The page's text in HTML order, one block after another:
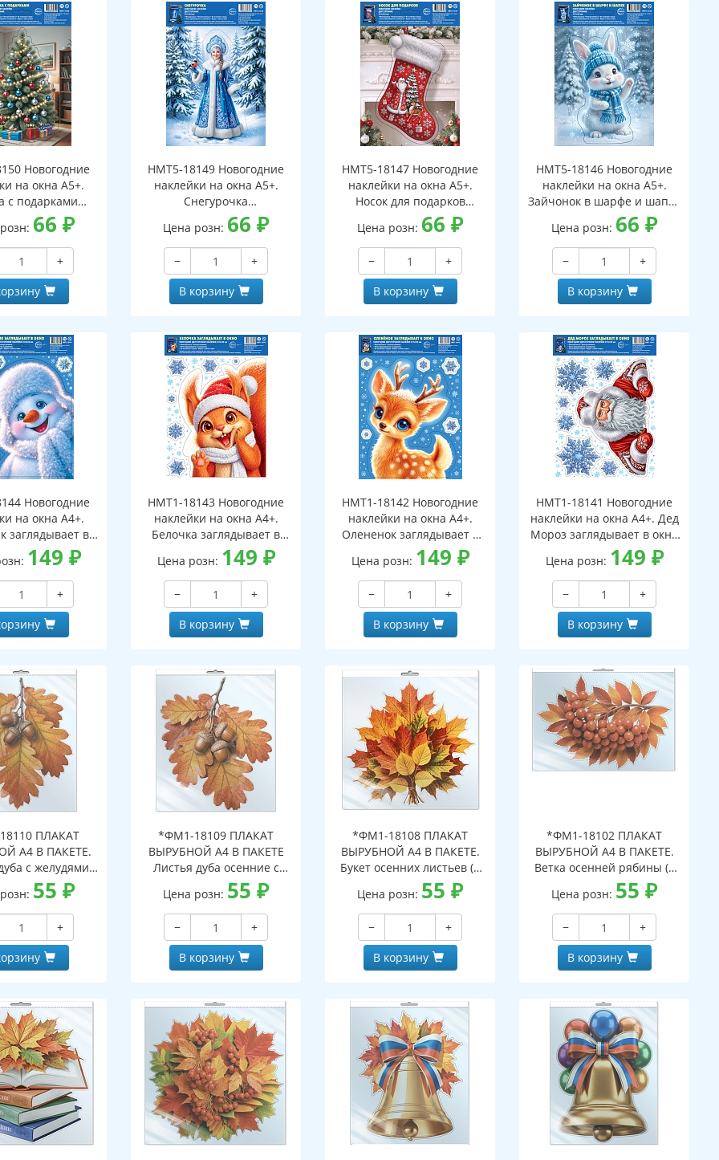
Новогодние
на окна А5+.
с подарками
видны с
сторон,
66₽
+
НМТ5-18149 Новогодние
наклейки на окна А5+.
Снегурочка
(двухсторонние, видны с
обеих сторон,
многоразовые)
Цена розн: 66₽
−
+
В корзину
НМТ5-18147 Новогодние
наклейки на окна А5+.
Носок для подарков
(двухсторонние, видны с
обеих сторон,
многоразовые)
Цена розн: 66₽
−
+
В корзину
НМТ5-18146 Новогодние
наклейки на окна А5+.
Зайчонок в шарфе и шапке
(двухсторонние, видны с
обеих сторон,
многоразовые)
Цена розн: 66₽
−
+
В корзину
Новогодние
на окна А4+.
заглядывает в
обеих сторон,
149 ₽
+
НМТ1-18143 Новогодние
наклейки на окна А4+.
Белочка заглядывает в
окно (двухсторонние,
видны с обеих сторон,
многоразовые)
Цена розн: 149 ₽
−
+
В корзину
НМТ1-18142 Новогодние
наклейки на окна А4+.
Олененок заглядывает в
окно (двухсторонние,
видны с обеих сторон,
многоразовые)
Цена розн: 149 ₽
−
+
В корзину
НМТ1-18141 Новогодние
наклейки на окна А4+. Дед
Мороз заглядывает в окно
(двухсторонние, видны с
обеих сторон,
многоразовые)
Цена розн: 149 ₽
−
+
В корзину
ПЛАКАТ
А4 В ПАКЕТЕ.
с желудями
осенние (в
упаковке,
и клеевым
двухсторонний,
ВД-лак)
55₽
+
*ФМ1-18109 ПЛАКАТ
ВЫРУБНОЙ А4 В ПАКЕТЕ
Листья дуба осенние с
желудями (в
индивидуальной упаковке,
с европодвесом и клеевым
клапаном, двухсторонний,
ВД-лак)
Цена розн: 55₽
−
+
В корзину
*ФМ1-18108 ПЛАКАТ
ВЫРУБНОЙ А4 В ПАКЕТЕ.
Букет осенних листьев (в
индивидуальной упаковке,
с европодвесом и клеевым
клапаном, двухсторонний,
ВД-лак)
Цена розн: 55₽
−
+
В корзину
*ФМ1-18102 ПЛАКАТ
ВЫРУБНОЙ А4 В ПАКЕТЕ.
Ветка осенней рябины (в
индивидуальной упаковке,
с европодвесом и клеевым
клапаном, двухсторонний,
ВД-лак)
Цена розн: 55₽
−
+
В корзину